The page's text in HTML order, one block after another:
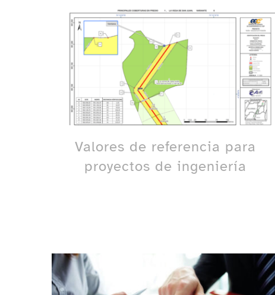
Valores de referencia para
proyectos de ingeniería